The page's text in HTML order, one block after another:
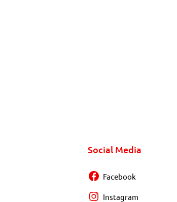
Social Media
Facebook
Instagram